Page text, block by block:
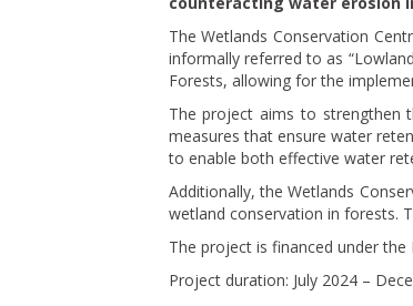
The Wetlands Conservation
informally referred to as
Forests, allowing for the
The project aims to strengthen
measures that ensure water
to enable both effective water
Additionally, the Wetlands
wetland conservation in forests.
The project is financed under
Project duration: July 2024 –